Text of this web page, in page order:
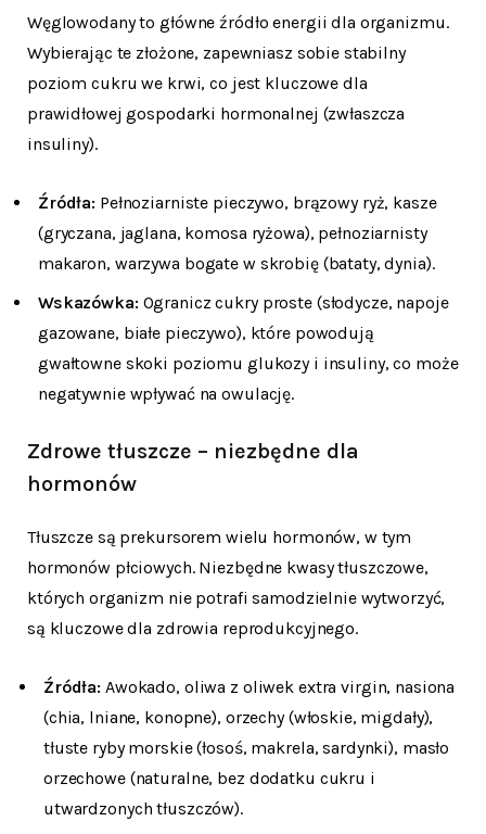
Węglowodany to główne źródło energii dla organizmu.
Wybierając te złożone, zapewniasz sobie stabilny
poziom cukru we krwi, co jest kluczowe dla
prawidłowej gospodarki hormonalnej (zwłaszcza
insuliny).
Źródła: Pełnoziarniste pieczywo, brązowy ryż, kasze
(gryczana, jaglana, komosa ryżowa), pełnoziarnisty
makaron, warzywa bogate w skrobię (bataty, dynia).
Wskazówka: Ogranicz cukry proste (słodycze, napoje
gazowane, białe pieczywo), które powodują
gwałtowne skoki poziomu glukozy i insuliny, co może
negatywnie wpływać na owulację.
Zdrowe tłuszcze – niezbędne dla
hormonów
Tłuszcze są prekursorem wielu hormonów, w tym
hormonów płciowych. Niezbędne kwasy tłuszczowe,
których organizm nie potrafi samodzielnie wytworzyć,
są kluczowe dla zdrowia reprodukcyjnego.
Źródła: Awokado, oliwa z oliwek extra virgin, nasiona
(chia, lniane, konopne), orzechy (włoskie, migdały),
tłuste ryby morskie (łosoś, makrela, sardynki), masło
orzechowe (naturalne, bez dodatku cukru i
utwardzonych tłuszczów).